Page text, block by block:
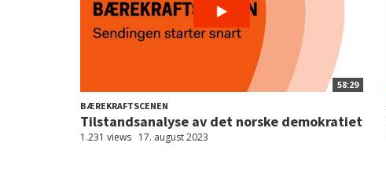
58:29
BÆREKRAFTSCENEN
Tilstandsanalyse av det norske demokratiet
1.231 views 17. august 2023